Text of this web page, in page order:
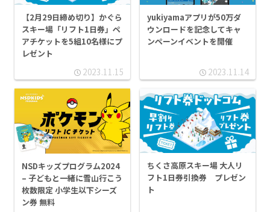
【2月29日締め切り】かぐら
スキー場「リフト1日券」ペ
アチケットを5組10名様にプ
レゼント
2023.11.15
yukiyamaアプリが50万ダ
ウンロードを記念してキャ
ンペーンイベントを開催
2023.11.14
NSDキッズプログラム2024
– 子どもと一緒に雪山行こう
枚数限定 小学生以下シーズ
ン券 無料
ちくさ高原スキー場 大人リ
フト1日券引換券 プレゼン
ト